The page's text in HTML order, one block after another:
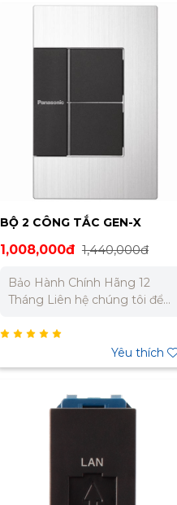
Hành Chính Hãng 12 Tháng
Bắc : 0989 310 979 – 0973
BỘ 2 CÔNG TẮC GEN-X
WTEG52562S-1-G
1,008,000đ 1,440,000đ
Bảo Hành Chính Hãng 12
Tháng Liên hệ chúng tôi để
án. Miền Bắc : 0989 310 979 –
0902 303 733 – 0945 332 980
Yêu thích